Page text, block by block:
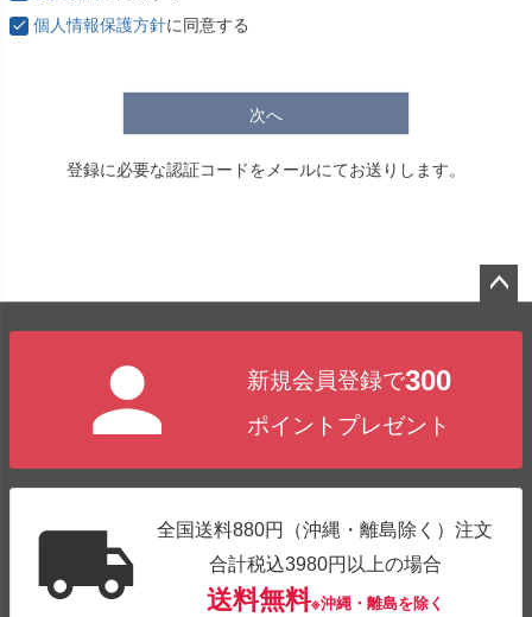
)
個人情報保護方針に同意する
次へ
登録に必要な認証コードをメールにてお送りします。
新規会員登録で300
ポイントプレゼント
全国送料880円（沖縄・離島除く）注文
合計税込3980円以上の場合
送料無料※沖縄・離島を除く